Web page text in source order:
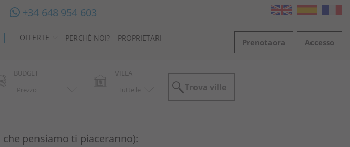
+34 648 954 603
OFFERTE PERCHÉ NOI? PROPRIETARI Prenotaora Accesso
BUDGET VILLA
Trova ville
pensiamo ti piaceranno):